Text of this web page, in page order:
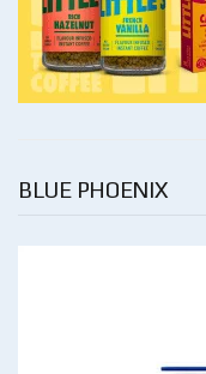
BLUE PHOENIX